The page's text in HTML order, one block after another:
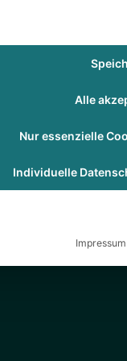
Karriere
nicht
Alle
Nur essenzielle
Individuelle
Impressum